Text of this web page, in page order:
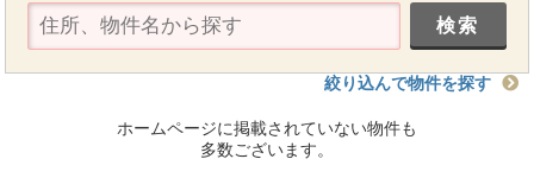
絞り込んで物件を探す
ホームページに掲載されていない物件も
多数ございます。